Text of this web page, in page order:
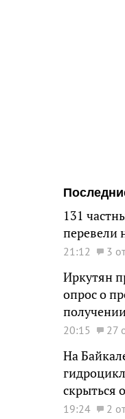
131
перевели
21:12 3
Иркутян
опрос о
20:15 27
На
скрыться
19:24 2